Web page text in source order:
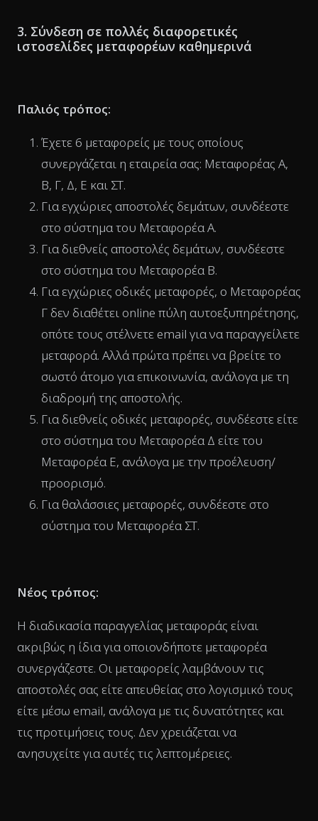
3. Σύνδεση σε πολλές διαφορετικές
ιστοσελίδες μεταφορέων καθημερινά
Παλιός τρόπος:
Έχετε 6 μεταφορείς με τους οποίους
συνεργάζεται η εταιρεία σας: Μεταφορέας Α,
Β, Γ, Δ, Ε και ΣΤ.
Για εγχώριες αποστολές δεμάτων, συνδέεστε
στο σύστημα του Μεταφορέα Α.
Για διεθνείς αποστολές δεμάτων, συνδέεστε
στο σύστημα του Μεταφορέα Β.
Για εγχώριες οδικές μεταφορές, ο Μεταφορέας
Γ δεν διαθέτει online πύλη αυτοεξυπηρέτησης,
οπότε τους στέλνετε email για να παραγγείλετε
μεταφορά. Αλλά πρώτα πρέπει να βρείτε το
σωστό άτομο για επικοινωνία, ανάλογα με τη
διαδρομή της αποστολής.
Για διεθνείς οδικές μεταφορές, συνδέεστε είτε
στο σύστημα του Μεταφορέα Δ είτε του
Μεταφορέα Ε, ανάλογα με την προέλευση/
προορισμό.
Για θαλάσσιες μεταφορές, συνδέεστε στο
σύστημα του Μεταφορέα ΣΤ.
Νέος τρόπος:
Η διαδικασία παραγγελίας μεταφοράς είναι
ακριβώς η ίδια για οποιονδήποτε μεταφορέα
συνεργάζεστε. Οι μεταφορείς λαμβάνουν τις
αποστολές σας είτε απευθείας στο λογισμικό τους
είτε μέσω email, ανάλογα με τις δυνατότητες και
τις προτιμήσεις τους. Δεν χρειάζεται να
ανησυχείτε για αυτές τις λεπτομέρειες.